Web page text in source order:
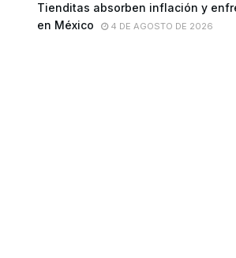
Tienditas absorben inflación y
en México
4 DE AGOSTO DE 2026